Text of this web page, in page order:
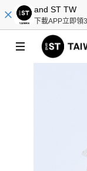
and ST TW
下載APP立即領